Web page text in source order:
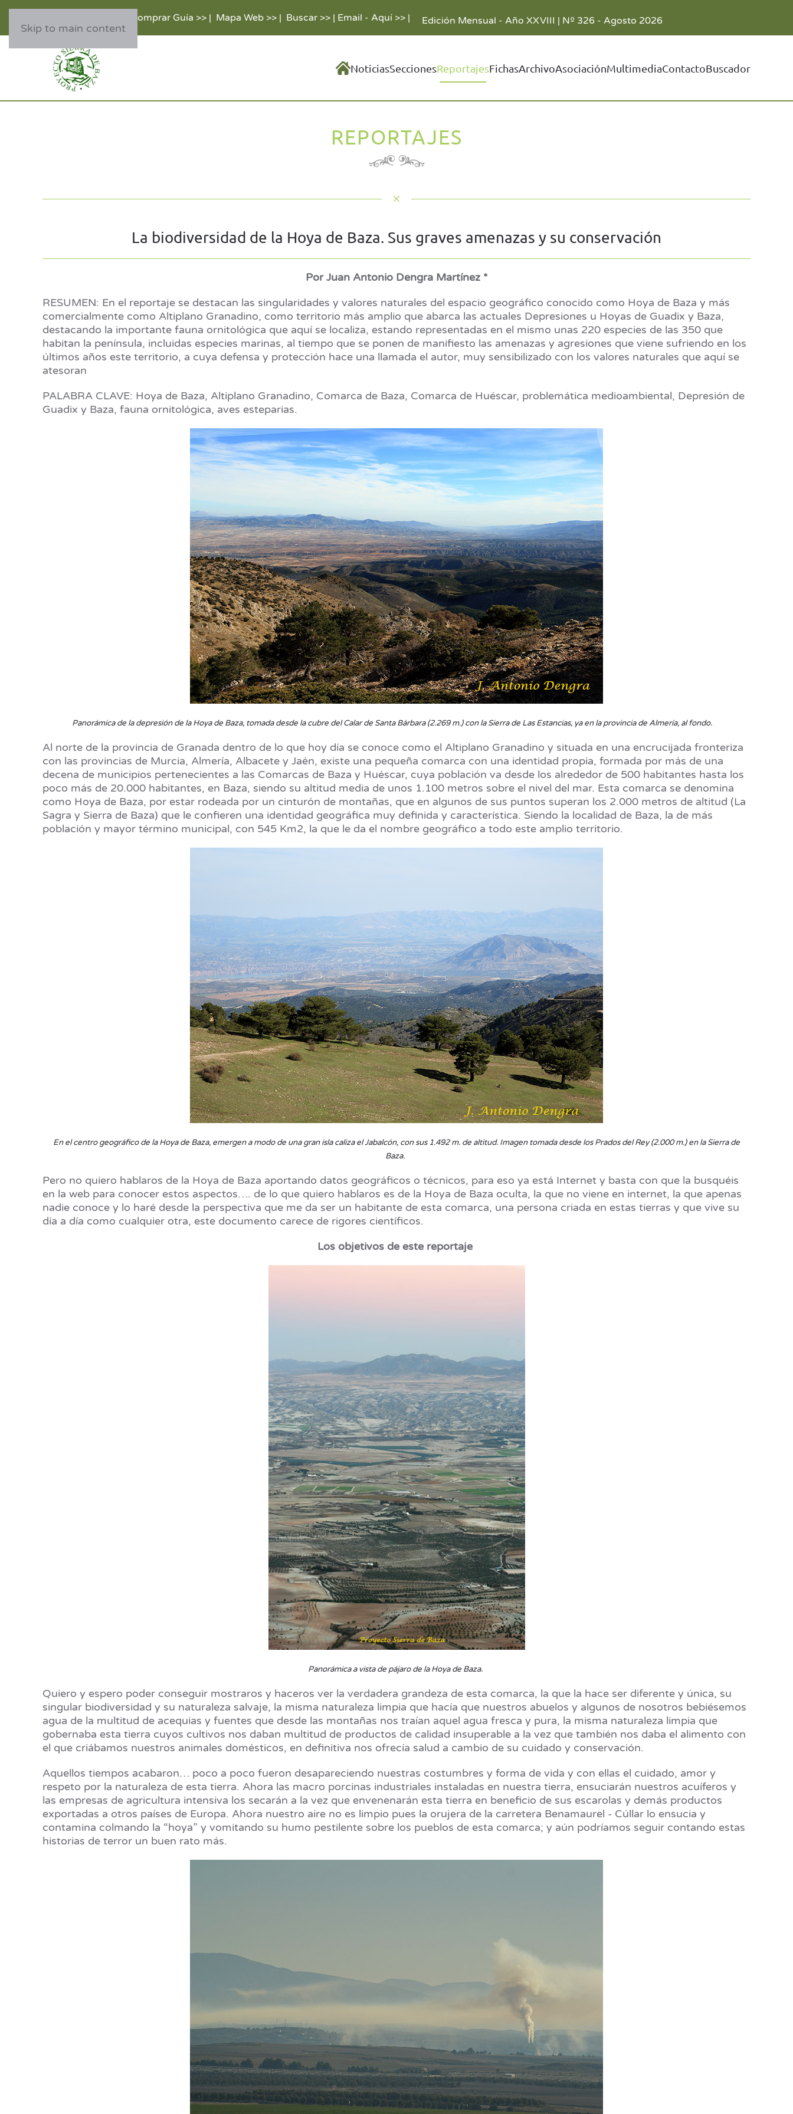
Skip to main content
Comprar Guía >>| Mapa Web >>| Buscar >>| Email - Aquí >>| Edición Mensual - Año XXVIII | Nº 326 - Agosto 2026
NoticiasSeccionesReportajesFichasArchivoAsociaciónMultimediaContactoBuscador
REPORTAJES
La biodiversidad de la Hoya de Baza. Sus graves amenazas y su conservación
Por Juan Antonio Dengra Martínez *
RESUMEN: En el reportaje se destacan las singularidades y valores naturales del espacio geográfico conocido como Hoya de Baza y más
comercialmente como Altiplano Granadino, como territorio más amplio que abarca las actuales Depresiones u Hoyas de Guadix y Baza,
destacando la importante fauna ornitológica que aquí se localiza, estando representadas en el mismo unas 220 especies de las 350 que
habitan la península, incluidas especies marinas, al tiempo que se ponen de manifiesto las amenazas y agresiones que viene sufriendo en los
últimos años este territorio, a cuya defensa y protección hace una llamada el autor, muy sensibilizado con los valores naturales que aquí se
atesoran
PALABRA CLAVE: Hoya de Baza, Altiplano Granadino, Comarca de Baza, Comarca de Huéscar, problemática medioambiental, Depresión de
Guadix y Baza, fauna ornitológica, aves esteparias.
Panorámica de la depresión de la Hoya de Baza, tomada desde la cubre del Calar de Santa Bárbara (2.269 m.) con la Sierra de Las Estancias, ya en la provincia de Almería, al fondo.
Al norte de la provincia de Granada dentro de lo que hoy día se conoce como el Altiplano Granadino y situada en una encrucijada fronteriza
con las provincias de Murcia, Almería, Albacete y Jaén, existe una pequeña comarca con una identidad propia, formada por más de una
decena de municipios pertenecientes a las Comarcas de Baza y Huéscar, cuya población va desde los alrededor de 500 habitantes hasta los
poco más de 20.000 habitantes, en Baza, siendo su altitud media de unos 1.100 metros sobre el nivel del mar. Esta comarca se denomina
como Hoya de Baza, por estar rodeada por un cinturón de montañas, que en algunos de sus puntos superan los 2.000 metros de altitud (La
Sagra y Sierra de Baza) que le confieren una identidad geográfica muy definida y característica. Siendo la localidad de Baza, la de más
población y mayor término municipal, con 545 Km2, la que le da el nombre geográfico a todo este amplio territorio.
En el centro geográfico de la Hoya de Baza, emergen a modo de una gran isla caliza el Jabalcón, con sus 1.492 m. de altitud. Imagen tomada desde los Prados del Rey (2.000 m.) en la Sierra de
Baza.
Pero no quiero hablaros de la Hoya de Baza aportando datos geográficos o técnicos, para eso ya está Internet y basta con que la busquéis
en la web para conocer estos aspectos…. de lo que quiero hablaros es de la Hoya de Baza oculta, la que no viene en internet, la que apenas
nadie conoce y lo haré desde la perspectiva que me da ser un habitante de esta comarca, una persona criada en estas tierras y que vive su
día a día como cualquier otra, este documento carece de rigores científicos.
Los objetivos de este reportaje
Panorámica a vista de pájaro de la Hoya de Baza.
Quiero y espero poder conseguir mostraros y haceros ver la verdadera grandeza de esta comarca, la que la hace ser diferente y única, su
singular biodiversidad y su naturaleza salvaje, la misma naturaleza limpia que hacía que nuestros abuelos y algunos de nosotros bebiésemos
agua de la multitud de acequias y fuentes que desde las montañas nos traían aquel agua fresca y pura, la misma naturaleza limpia que
gobernaba esta tierra cuyos cultivos nos daban multitud de productos de calidad insuperable a la vez que también nos daba el alimento con
el que criábamos nuestros animales domésticos, en definitiva nos ofrecía salud a cambio de su cuidado y conservación.
Aquellos tiempos acabaron… poco a poco fueron desapareciendo nuestras costumbres y forma de vida y con ellas el cuidado, amor y
respeto por la naturaleza de esta tierra. Ahora las macro porcinas industriales instaladas en nuestra tierra, ensuciarán nuestros acuíferos y
las empresas de agricultura intensiva los secarán a la vez que envenenarán esta tierra en beneficio de sus escarolas y demás productos
exportadas a otros países de Europa. Ahora nuestro aire no es limpio pues la orujera de la carretera Benamaurel - Cúllar lo ensucia y
contamina colmando la “hoya” y vomitando su humo pestilente sobre los pueblos de esta comarca; y aún podríamos seguir contando estas
historias de terror un buen rato más.